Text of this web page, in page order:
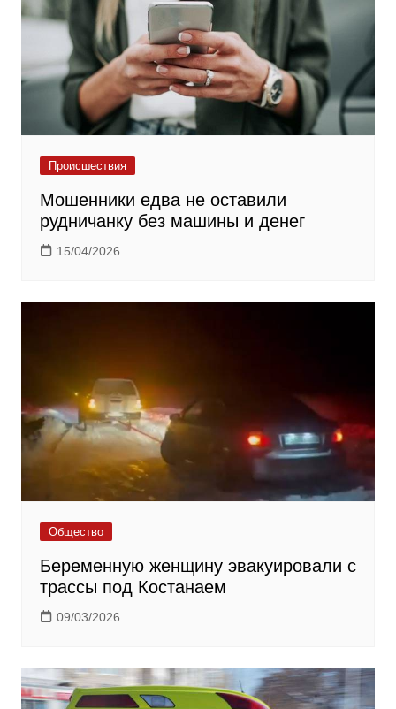
Происшествия
Мошенники едва не оставили
рудничанку без машины и денег
15/04/2026
Общество
Беременную женщину эвакуировали с
трассы под Костанаем
09/03/2026